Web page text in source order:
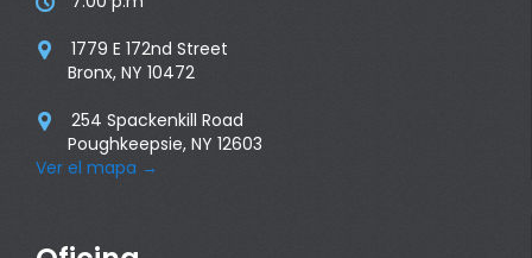

1779 E 172nd Street
Bronx, NY 10472

254 Spackenkill Road
Poughkeepsie, NY 12603
Ver el mapa →